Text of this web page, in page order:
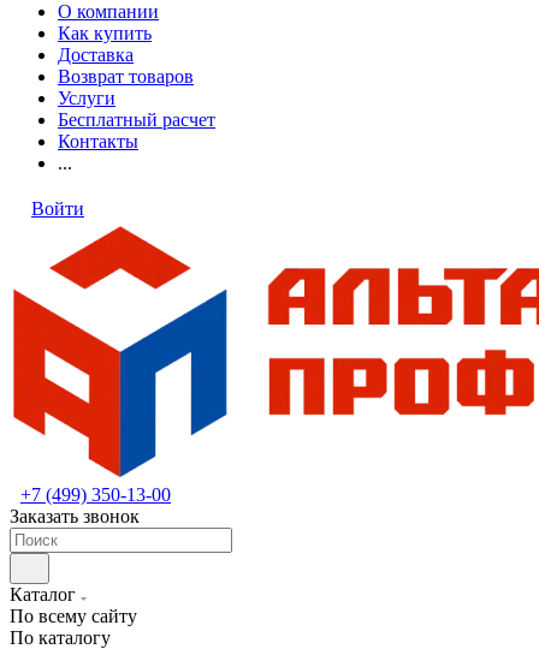
О компании
Как купить
Доставка
Возврат товаров
Услуги
Бесплатный расчет
Контакты
...
Войти
+7 (499) 350-13-00
Заказать звонок
Каталог
По всему сайту
По каталогу